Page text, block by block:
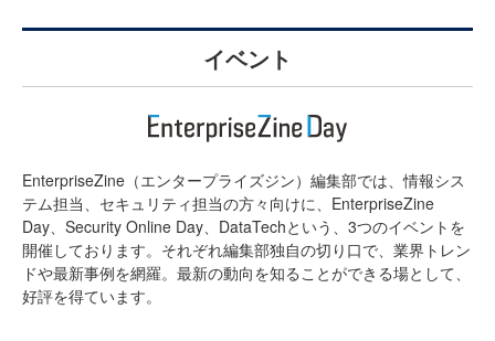
イベント
EnterpriseZine（エンタープライズジン）編集部では、情報シス
テム担当、セキュリティ担当の方々向けに、EnterpriseZine
Day、Security Online Day、DataTechという、3つのイベントを
開催しております。それぞれ編集部独自の切り口で、業界トレン
ドや最新事例を網羅。最新の動向を知ることができる場として、
好評を得ています。